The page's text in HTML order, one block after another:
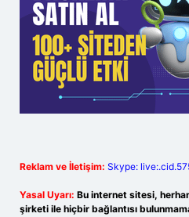
Reklam ve İletişim: Skype:
Yasal Uyarı: Bu internet sitesi,
şirketi ile hiçbir bağlantısı